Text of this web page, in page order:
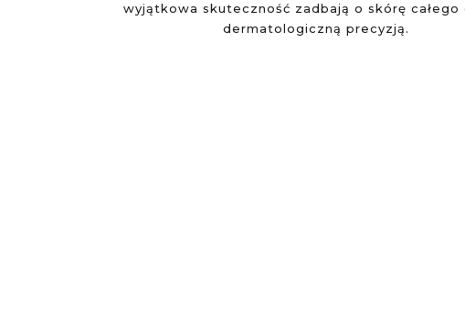
wyjątkowa skuteczność zadbają o skórę całego
dermatologiczną precyzją.